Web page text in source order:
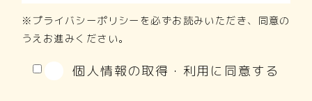
プライバシーポリシー を必ずお読みいただき、同意の
うえお進みください。
個人情報の取得・利用に同意する